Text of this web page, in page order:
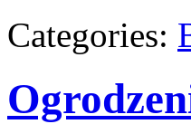
Categories: